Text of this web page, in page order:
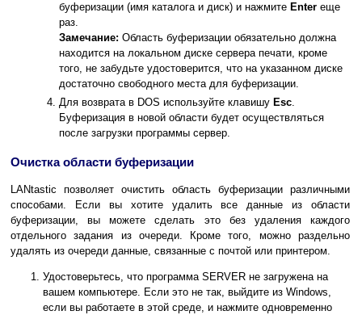
буферизации (имя каталога и диск) и нажмите Enter еще
раз.
Замечание: Область буферизации обязательно должна
находится на локальном диске сервера печати, кроме
того, не забудьте удостоверится, что на указанном диске
достаточно свободного места для буферизации.
Для возврата в DOS используйте клавишу Esc.
Буферизация в новой области будет осуществляться
после загрузки программы сервер.
Очистка области буферизации
LANtastic позволяет очистить область буферизации различными
способами. Если вы хотите удалить все данные из области
буферизации, вы можете сделать это без удаления каждого
отдельного задания из очереди. Кроме того, можно раздельно
удалять из очереди данные, связанные с почтой или принтером.
Удостоверьтесь, что программа SERVER не загружена на
вашем компьютере. Если это не так, выйдите из Windows,
если вы работаете в этой среде, и нажмите одновременно